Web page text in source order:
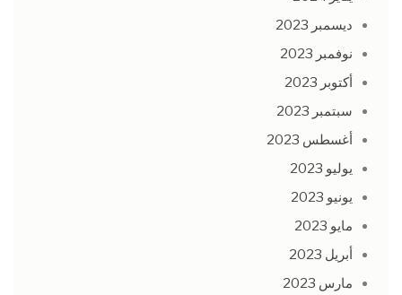
ديسمبر 2023
نوفمبر 2023
أكتوبر 2023
سبتمبر 2023
أغسطس 2023
يوليو 2023
يونيو 2023
مايو 2023
أبريل 2023
مارس 2023